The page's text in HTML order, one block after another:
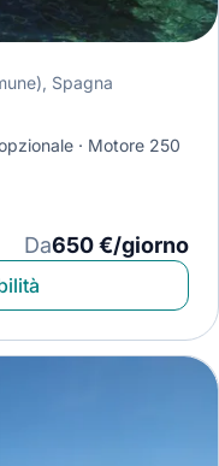
Spagna
Motore 250
Da650 €/giorno